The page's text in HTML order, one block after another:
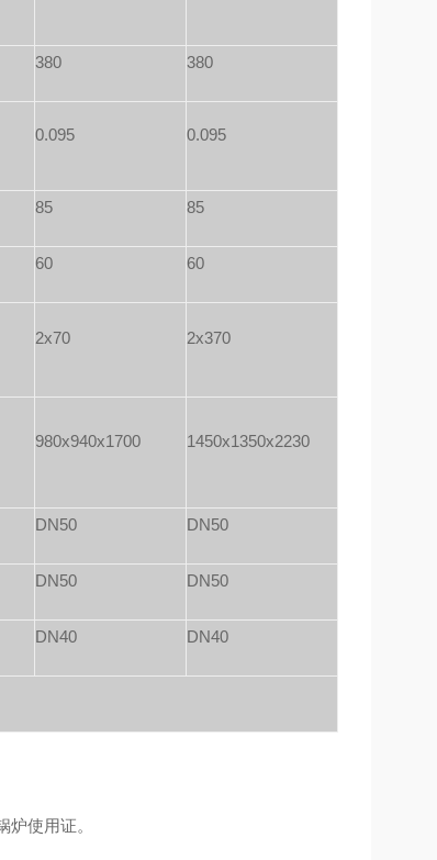
380 380
0.095 0.095
85 85
60 60
2x70 2x370
980x940x1700 1450x1350x2230
DN50 DN50
DN50 DN50
DN40 DN40
使用证。